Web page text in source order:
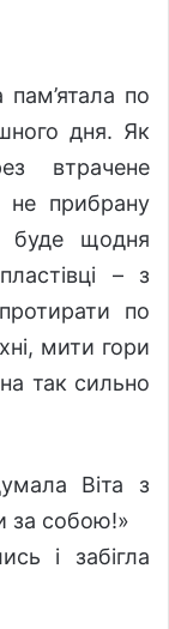
по
дня. Як
втрачене
не прибрану
буде щодня
– з
по
мити гори
так сильно
Віта з
за собою!»
і забігла